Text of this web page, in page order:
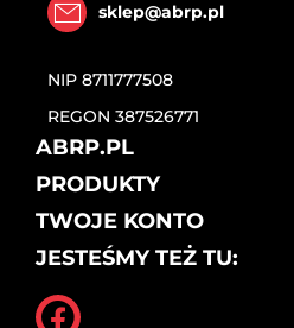
sklep@abrp.pl
NIP 8711777508
REGON 387526771
ABRP.PL
PRODUKTY
TWOJE KONTO
JESTEŚMY TEŻ TU: